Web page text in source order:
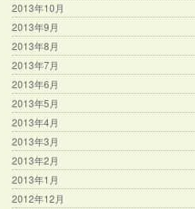
2013年10月
2013年9月
2013年8月
2013年7月
2013年6月
2013年5月
2013年4月
2013年3月
2013年2月
2013年1月
2012年12月